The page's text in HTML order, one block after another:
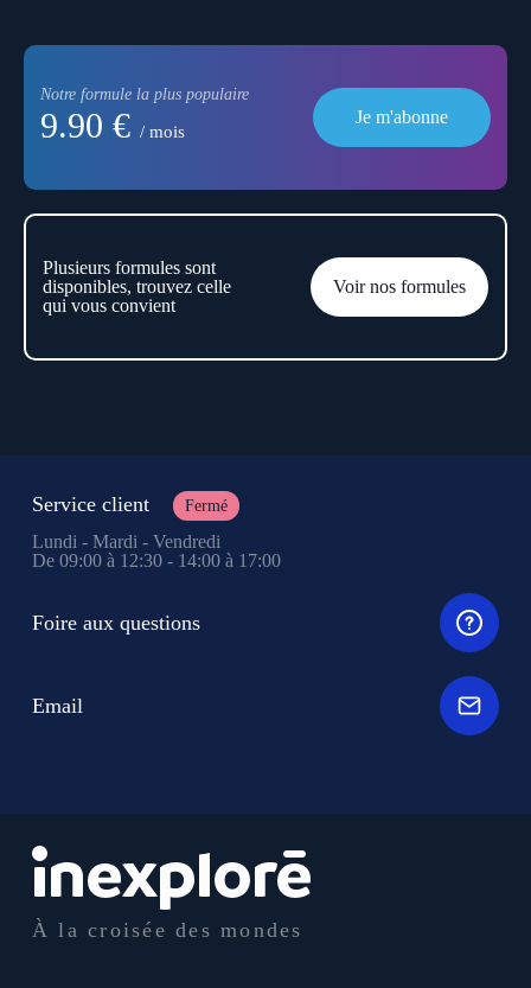
Notre formule la plus populaire
9.90 € / mois
Je m'abonne
Plusieurs formules sont
disponibles, trouvez celle
qui vous convient
Voir nos formules
À la croisée des mondes
Service client Fermé
Lundi - Mardi - Vendredi
De 09:00 à 12:30 - 14:00 à 17:00
Foire aux questions
Email